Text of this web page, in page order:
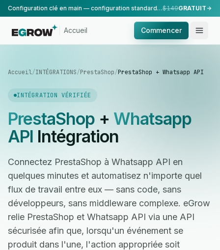
Configuration clé en main — configuration standard, réalisée par notre équipe.$149GRATUIT
Accueil Commencer
Accueil/INTÉGRATIONS/PrestaShop/PrestaShop + Whatsapp API
INTÉGRATION VÉRIFIÉE
PrestaShop+ Whatsapp
API Intégration
Connectez PrestaShop à Whatsapp API en
quelques minutes et automatisez n'importe quel
flux de travail entre eux — sans code, sans
développeurs, sans middleware complexe. eGrow
relie PrestaShop et Whatsapp API via une API
sécurisée afin que, lorsqu'un événement se
produit dans l'une, l'action appropriée soit